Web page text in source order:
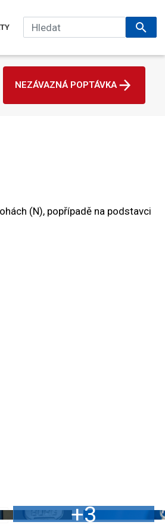
NEZÁVAZNÁ POPTÁVKA
(N), popřípadě na podstavci
+3